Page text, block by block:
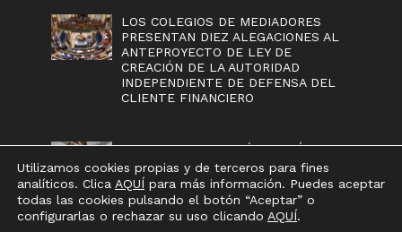
LOS COLEGIOS DE MEDIADORES
PRESENTAN DIEZ ALEGACIONES AL
ANTEPROYECTO DE LEY DE
CREACIÓN DE LA AUTORIDAD
INDEPENDIENTE DE DEFENSA DEL
CLIENTE FINANCIERO
REALE SEGUROS REÚNE A MÁS DE
80 MEDIADORES EN UN EVENTO
PARA CELEBRAR LA INAUGURACIÓN
DE SU NUEVA SUCURSAL EN
LOGROÑO
Utilizamos cookies propias y de terceros para fines
analíticos. Clica AQUÍ para más información. Puedes aceptar
todas las cookies pulsando el botón “Aceptar” o
configurarlas o rechazar su uso clicando AQUÍ.